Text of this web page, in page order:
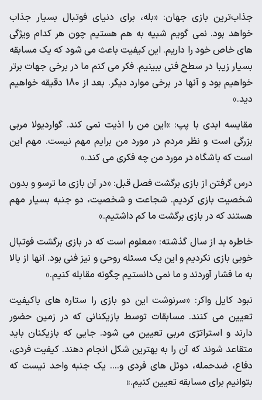
جذاب‌ترین بازی جهان: «بله، برای دنیای فوتبال بسیار جذاب
خواهد بود. نمی گویم شبیه به هم هستیم چون هر کدام ویژگی
های خاص خود را داریم. این کیفیت باعث می شود که یک مسابقه
بسیار زیبا در سطح فنی ببینیم. فکر می کنم ما در برخی جهات برتر
خواهیم بود و آنها در برخی موارد دیگر. بعد از 180 دقیقه خواهیم
دید.»
مقایسه ابدی با پپ: »این من را اذیت نمی کند. گواردیولا مربی
بزرگی است و نظر مردم در مورد من برایم مهم نیست. مهم این
است که باشگاه در مورد من چه فکری می کند.»
درس گرفتن از بازی برگشت فصل قبل: «در آن بازی ما ترسو و بدون
شخصیت بازی کردیم. شجاعت و شخصیت، دو جنبه بسیار مهم
هستند که در بازی برگشت ما کم داشتیم.»
خاطره بد از سال گذشته: «معلوم است که در بازی برگشت فوتبال
خوبی بازی نکردیم و این یک مسئله روحی و نیز فنی بود. آنها از بالا
به ما فشار آوردند و ما نمی دانستیم چگونه مقابله کنیم.»
نبود کایل واکر: «سرنوشت این دو بازی را ستاره های باکیفیت
تعیین می کنند. مسابقات توسط بازیکنانی که در زمین حضور
دارند و استراتژی مربی تعیین می شود. جایی که بازیکنان باید
متقاعد شوند که آن را به بهترین شکل انجام دهند. کیفیت فردی،
دفاع، ضدحمله، دوئل های فردی و.... یک جنبه واحد نیست که
بتوانیم برای مسابقه تعیین کنیم.»